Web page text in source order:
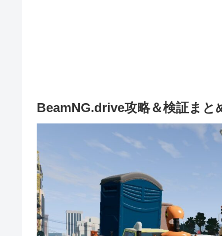
BeamNG.drive攻略＆検証まと